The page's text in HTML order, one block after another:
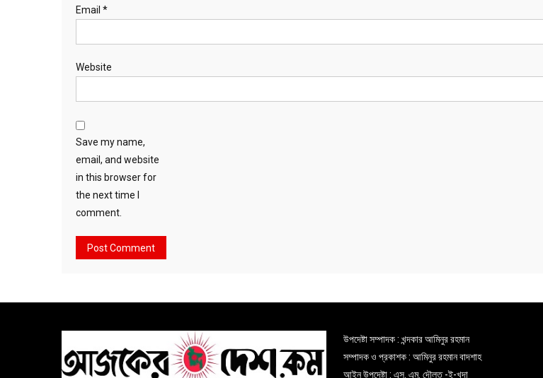
Email *
Website
Save my name,
email, and website
in this browser for
the next time I
comment.
উপদেষ্টা সম্পাদক : খন্দকার আমিনুর রহমান
সম্পাদক ও প্রকাশক : আমিনুর রহমান বাদশাহ
আইন উপদেষ্টা : এস. এম. দৌলত -ই-খুদা